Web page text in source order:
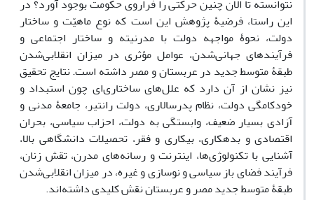
نتوانسته تا الان چنین حرکتی را فراروی حکومت بوجود آورد؟ در
این راستا، فرضیۀ پژوهش این است که نوع ماهیّت و ساختار
دولت، نحوۀ مواجهه دولت با مدرنیته و ساختار اجتماعی و
فرآیندهای جهانی‌شدن، عوامل مؤثری در میزان انقلابی‌شدن
طبقۀ متوسط جدید در عربستان و مصر داشته است. نتایج تحقیق
نیز نشان از آن دارد که علل‌های‌ ساختاری‌ای چون استبداد و
خودکامگی دولت، نظام پدرسالاری، دولت رانتیر، جامعۀ مدنی و
آزادی بسیار ضعیف، وابستگی به دولت، احزاب سیاسی، بحران
اقتصادی و بدهکاری، بیکاری و فقر، تحصیلات دانشگاهی بالا،
آشنایی با تکنولوژی‌ها، اینترنت و رسانه‌های مدرن، تقش زنان،
فرآیند فضای باز سیاسی و نوسازی و غیره، در میزان انقلابی‌شدن
طبقۀ متوسط جدید مصر و عربستان نقش کلیدی داشته‌اند.